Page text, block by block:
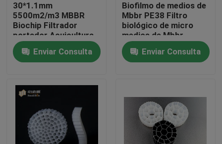
Éntrenos en contacto con
El blog
Medios de filtro MBBR
Bio medios de MBBR
30*1.1mm
5500m2/m3 MBBR
Biochip Filtrador
portador Acuicultura
Enviar Consulta
Biofilmo de medios de
Mbbr PE38 Filtro
biológico de micro
medios de Mbbr
Tratamiento de aguas
residualesEnviar Consulta